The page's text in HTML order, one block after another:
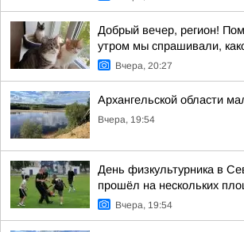
Добрый вечер, регион!
утром мы спрашивали,
Вчера, 20:27
Архангельской области
Вчера, 19:54
День физкультурника в
прошёл на нескольких
Вчера, 19:54